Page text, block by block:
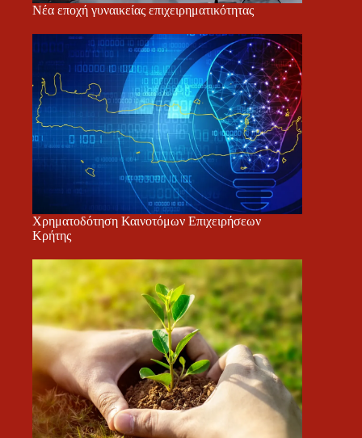
Νέα εποχή γυναικείας επιχειρηματικότητας
Χρηματοδότηση Καινοτόμων Επιχειρήσεων
Κρήτης